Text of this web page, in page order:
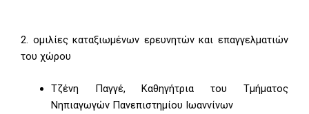
2. ομιλίες καταξιωμένων ερευνητών και επαγγελματιών
του χώρου
Τζένη Παγγέ, Καθηγήτρια του Τμήματος
Νηπιαγωγών Πανεπιστημίου Ιωαννίνων